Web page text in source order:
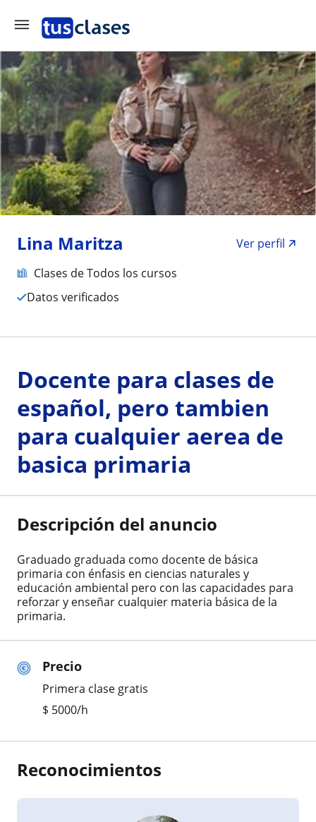
Lina Maritza
Ver perfil
Clases de Todos los cursos
Datos verificados
Precio
Primera clase gratis
$ 5000/h
Docente para clases de
español, pero tambien
para cualquier aerea de
basica primaria
Descripción del anuncio
Graduado graduada como docente de básica
primaria con énfasis en ciencias naturales y
educación ambiental pero con las capacidades para
reforzar y enseñar cualquier materia básica de la
primaria.
Reconocimientos